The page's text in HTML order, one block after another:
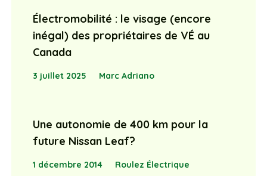
Électromobilité : le visage (encore
inégal) des propriétaires de VÉ au
Canada
3 juillet 2025 Marc Adriano
Une autonomie de 400 km pour la
future Nissan Leaf?
1 décembre 2014 Roulez Électrique